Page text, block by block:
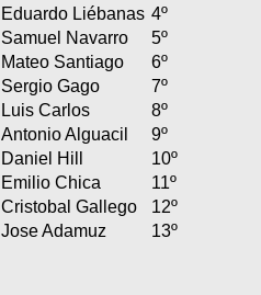
Eduardo Liébanas 4º
Samuel Navarro
5º
Mateo Santiago
6º
Sergio Gago
7º
Luis Carlos
8º
Antonio Alguacil
9º
Daniel Hill
10º
Emilio Chica
11º
Cristobal Gallego
12º
Jose Adamuz 13º